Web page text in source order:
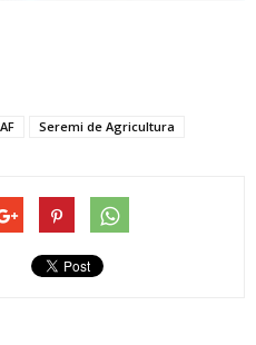
Seremi de Agricultura